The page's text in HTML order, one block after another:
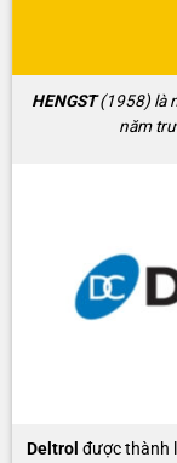
HENGST(1958) là
năm
Deltrol được thành